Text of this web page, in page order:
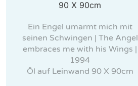
Ein Engel umarmt mich mit
seinen Schwingen | The Angel
embraces me with his Wings |
1994
Öl auf Leinwand 90 X 90cm